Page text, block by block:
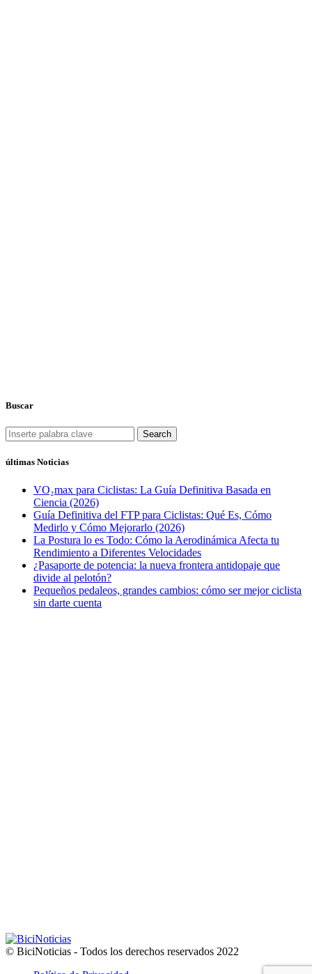
Buscar
Search
últimas Noticias
VO₂max para Ciclistas: La Guía Definitiva Basada en
Ciencia (2026)
Guía Definitiva del FTP para Ciclistas: Qué Es, Cómo
Medirlo y Cómo Mejorarlo (2026)
La Postura lo es Todo: Cómo la Aerodinámica Afecta tu
Rendimiento a Diferentes Velocidades
¿Pasaporte de potencia: la nueva frontera antidopaje que
divide al pelotón?
Pequeños pedaleos, grandes cambios: cómo ser mejor ciclista
sin darte cuenta
© BiciNoticias - Todos los derechos reservados 2022